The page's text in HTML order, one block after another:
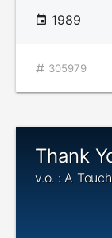
1989
305979
Thank
v.o. : A